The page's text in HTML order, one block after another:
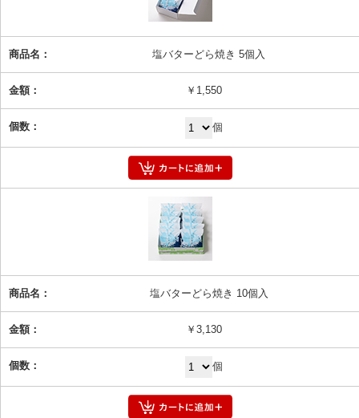
塩バターどら焼き 5個入
￥1,550
個
塩バターどら焼き 10個入
￥3,130
個